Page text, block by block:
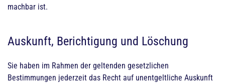
machbar ist.
Auskunft, Berichtigung und Löschung
Sie haben im Rahmen der geltenden gesetzlichen
Bestimmungen jederzeit das Recht auf unentgeltliche Auskunft